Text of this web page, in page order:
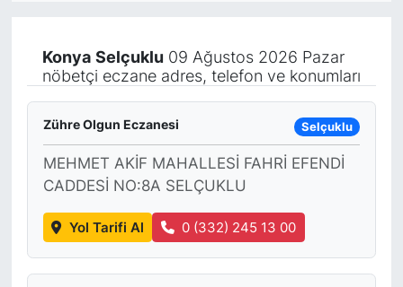
Konya Selçuklu09 Ağustos 2026 Pazar
nöbetçi eczane adres, telefon ve konumları
Zühre Olgun Eczanesi Selçuklu
MEHMET AKİF MAHALLESİ FAHRİ EFENDİ
CADDESİ NO:8A SELÇUKLU
Yol Tarifi Al 0 (332) 245 13 00
KÖŞE YAZILARI (Arşiv)
KÜLTÜR SANAT
MAGAZİN
RÖPORTAJ
SAĞLIK